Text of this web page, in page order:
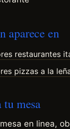
aparece en
restaurantes
pizzas a la
tu mesa
en linea,